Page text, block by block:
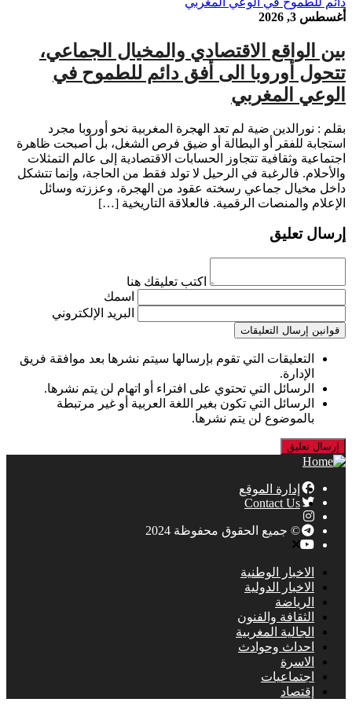
أغسطس 3, 2026
بين الواقع الاقتصادي والمخيال الجماعي،
تتحول أوروبا الى أفق دائم للطموح في
الوعي المغربي
بقلم : نورالدين ضية لم تعد الهجرة المغربية نحو أوروبا مجرد
استجابة للفقر أو البطالة أو ضيق فرص الشغل، بل أصبحت ظاهرة
اجتماعية وثقافية تتجاوز الحسابات الاقتصادية إلى عالم التمثلات
والأحلام. فالرغبة في الرحيل لا تولد فقط من الحاجة، وإنما تتشكل
داخل مخيال جماعي رسخته عقود من الهجرة، وعززته وسائل
الإعلام والمنصات الرقمية. فالعلاقة التاريخية […]
إرسال تعليق
اكتب تعليقك هنا
اسمك
البريد الإلكتروني
قوانين إرسال التعليقات
التعليقات التي تقوم بإرسالها سيتم نشرها بعد موافقة فريق
الإدارة.
الرسائل التي تحتوي على افتراء أو اتهام لن يتم نشرها.
الرسائل التي تكون بغير اللغة العربية أو غير مرتبطة
بالموضوع لن يتم نشرها.
إدارة الموقع
Contact Us
© جميع الحقوق محفوظة 2024
الاخبار الوطنية
الاخبار الدولية
الرياضة
الثقافة والفنون
الجالية المغربية
احداث وحوادث
الاسرة
اجتماعيات
إقتصاد